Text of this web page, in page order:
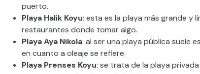
puerto.
Playa Halik Koyu: esta es la playa más grande y
restaurantes donde tomar algo.
Playa Aya Nikola: al ser una playa pública suele
en cuanto a oleaje se refiere.
Playa Prenses Koyu: se trata de la playa